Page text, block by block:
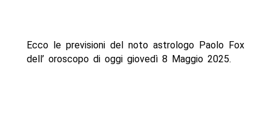
Ecco le previsioni del noto astrologo Paolo Fox
dell’ oroscopo di oggi giovedì 8 Maggio 2025.